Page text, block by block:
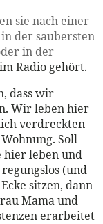
sie nach einer
der saubersten
in der
Radio gehört.
dass wir
Wir leben hier
verdreckten
Soll
hier leben und
(und
sitzen, dann
Mama und
erarbeitet